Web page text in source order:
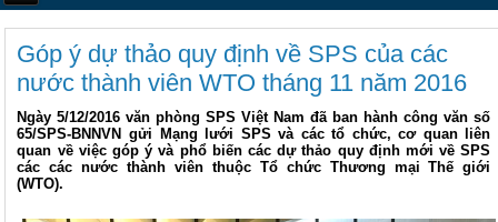
Góp ý dự thảo quy định về SPS của các
nước thành viên WTO tháng 11 năm 2016
Ngày 5/12/2016 văn phòng SPS Việt Nam đã ban hành công văn số
65/SPS-BNNVN gửi Mạng lưới SPS và các tổ chức, cơ quan liên
quan về việc góp ý và phổ biến các dự thảo quy định mới về SPS
các các nước thành viên thuộc Tổ chức Thương mại Thế giới
(WTO).